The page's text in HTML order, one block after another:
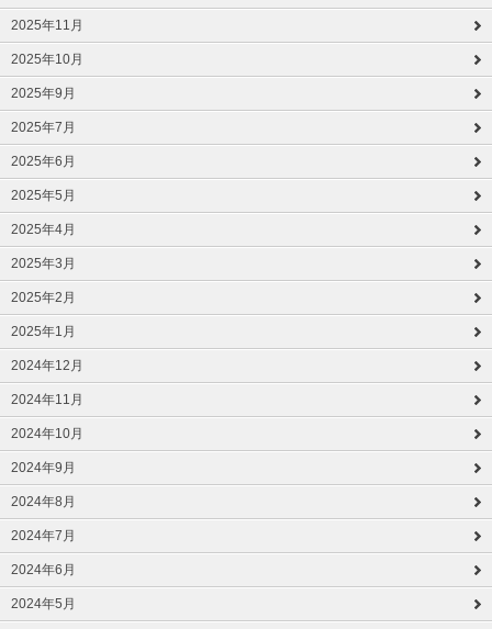
2025年11月
2025年10月
2025年9月
2025年7月
2025年6月
2025年5月
2025年4月
2025年3月
2025年2月
2025年1月
2024年12月
2024年11月
2024年10月
2024年9月
2024年8月
2024年7月
2024年6月
2024年5月